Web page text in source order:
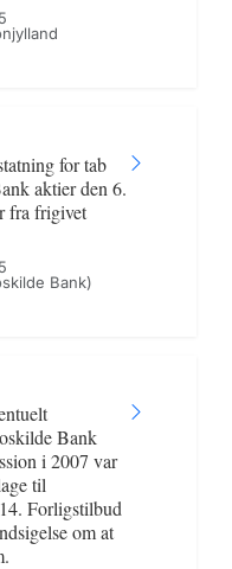
for tab
aktier den 6.
fra frigivet
Bank)
Bank
i 2007 var
til
Forligstilbud
om at